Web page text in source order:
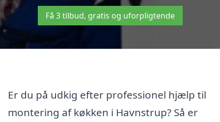
Få 3 tilbud, gratis og uforpligtende
Er du på udkig efter professionel hjælp til
montering af køkken i Havnstrup? Så er